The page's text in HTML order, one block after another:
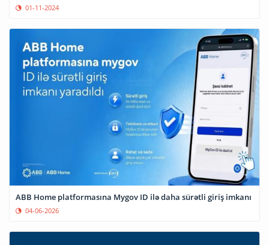
01-11-2024
ABB Home platformasına Mygov ID ilə daha sürətli giriş imkanı
04-06-2026